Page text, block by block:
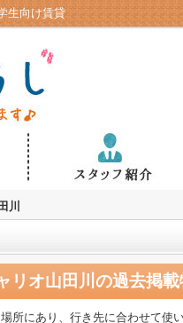
生向け賃貸
川
リオ山田川 の過去掲
所にあり、行き先に合わせて使